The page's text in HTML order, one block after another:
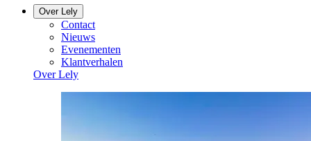
Over Lely
Contact
Nieuws
Evenementen
Klantverhalen
Over Lely